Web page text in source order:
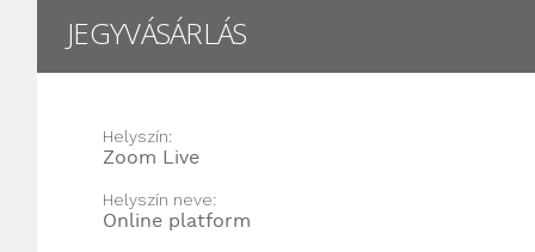
JEGYVÁSÁRLÁS
Helyszín:
Zoom Live
Helyszín neve:
Online platform